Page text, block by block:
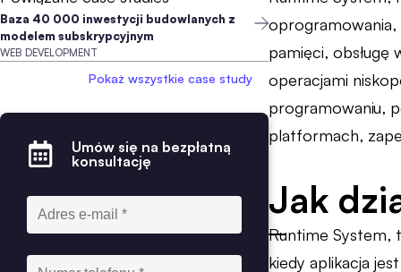
Baza 40 000 inwestycji budowlanych z
modelem subskrypcyjnym
WEB DEVELOPMENT
Pokaż wszystkie case study
Umów się na bezpłatną
konsultację
pamięci,
operacjami
programowaniu,
platformach,
Jak
Runtime System,
kiedy aplikacja